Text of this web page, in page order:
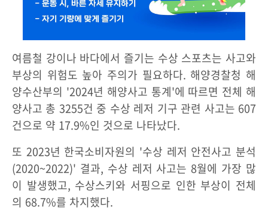
여름철 강이나 바다에서 즐기는 수상 스포츠는 사고와
부상의 위험도 높아 주의가 필요하다. 해양경찰청 해
양수산부의 '2024년 해양사고 통계'에 따르면 전체 해
양사고 총 3255건 중 수상 레저 기구 관련 사고는 607
건으로 약 17.9%인 것으로 나타났다.
또 2023년 한국소비자원의 '수상 레저 안전사고 분석
(2020~2022)' 결과, 수상 레저 사고는 8월에 가장 많
이 발생했고, 수상스키와 서핑으로 인한 부상이 전체
의 68.7%를 차지했다.